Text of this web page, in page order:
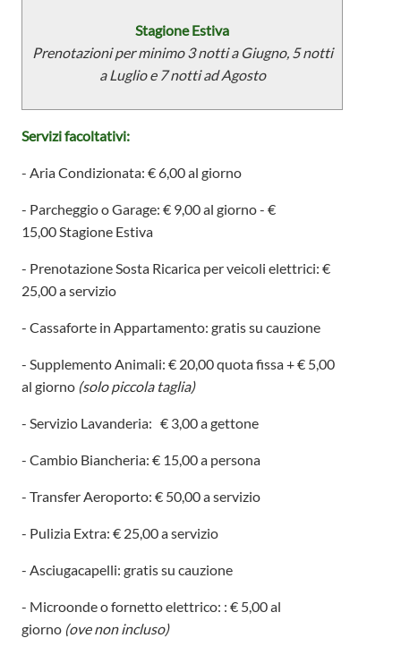
Stagione Estiva
Prenotazioni per minimo 3 notti a Giugno, 5 notti
a Luglio e 7 notti ad Agosto
Servizi facoltativi:
- Aria Condizionata: € 6,00 al giorno
- Parcheggio o Garage: € 9,00 al giorno - €
15,00 Stagione Estiva
- Prenotazione Sosta Ricarica per veicoli elettrici: €
25,00 a servizio
- Cassaforte in Appartamento: gratis su cauzione
- Supplemento Animali: € 20,00 quota fissa + € 5,00
al giorno (solo piccola taglia)
- Servizio Lavanderia: € 3,00 a gettone
- Cambio Biancheria: € 15,00 a persona
- Transfer Aeroporto: € 50,00 a servizio
- Pulizia Extra: € 25,00 a servizio
- Asciugacapelli: gratis su cauzione
- Microonde o fornetto elettrico: : € 5,00 al
giorno (ove non incluso)